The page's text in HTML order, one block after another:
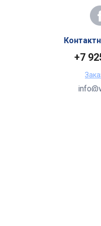
+7